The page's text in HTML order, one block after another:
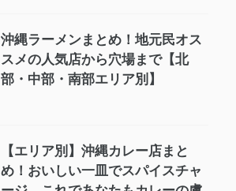
沖縄ラーメンまとめ！地元民オス
スメの人気店から穴場まで【北
部・中部・南部エリア別】
【エリア別】沖縄カレー店まと
め！おいしい一皿でスパイスチャ